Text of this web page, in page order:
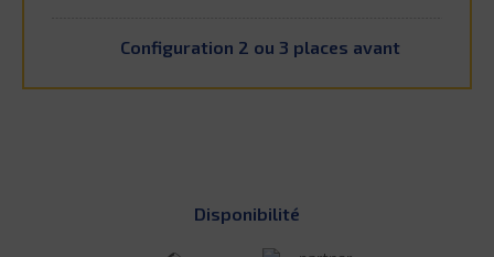
Configuration 2 ou 3 places avant
Disponibilité